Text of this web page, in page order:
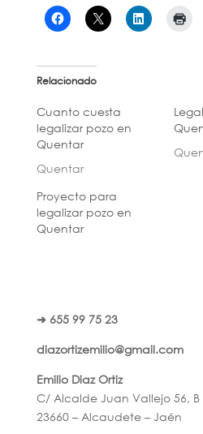
Relacionado
Cuanto cuesta
legalizar pozo en
Quentar
Quentar
Proyecto para
legalizar pozo en
Quentar
➜ 655 99 75 23
diazortizemilio@gmail.com
Emilio Diaz Ortiz
C/ Alcalde Juan Vallejo 56,
23660 – Alcaudete – Jaén